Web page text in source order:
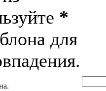
*
для